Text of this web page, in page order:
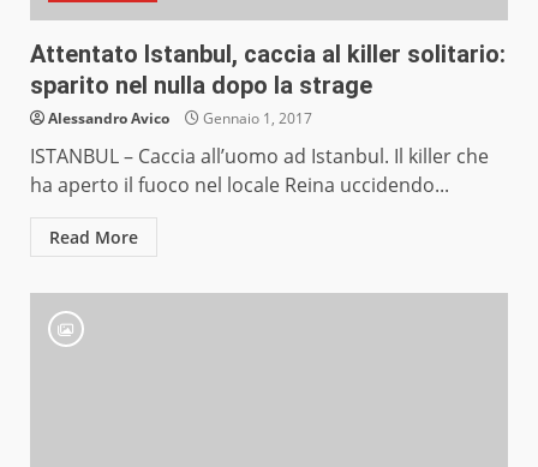
Attentato Istanbul, caccia al killer solitario:
sparito nel nulla dopo la strage
Alessandro Avico Gennaio 1, 2017
ISTANBUL – Caccia all’uomo ad Istanbul. Il killer che
ha aperto il fuoco nel locale Reina uccidendo...
Read More